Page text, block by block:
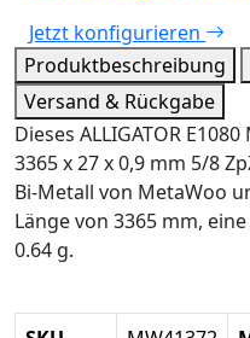
Jetzt konfigurieren
Produktbeschreibung
Versand & Rückgabe
Dieses ALLIGATOR
3365 x 27 x 0,9 mm 5/8
Bi-Metall von MetaWoo
Länge von 3365 mm,
0.64 g.